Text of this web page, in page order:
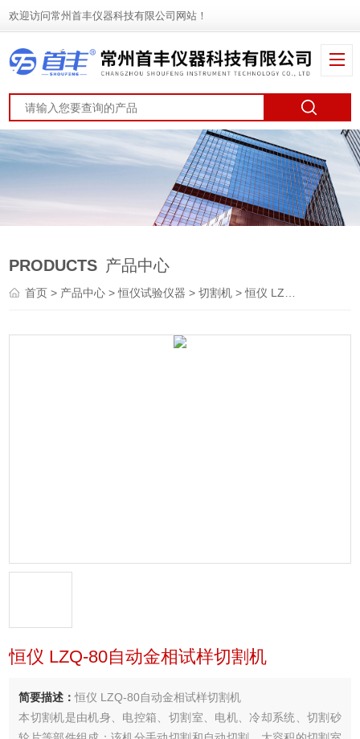
欢迎访问常州首丰仪器科技有限公司网站！
PRODUCTS 产品中心
首页> 产品中心 >恒仪试验仪器 >切割机 > 恒仪 LZQ-80自动金相试样切割机
恒仪 LZQ-80自动金相试样切割机
简要描述：恒仪 LZQ-80自动金相试样切割机
本切割机是由机身、电控箱、切割室、电机、冷却系统、切割砂